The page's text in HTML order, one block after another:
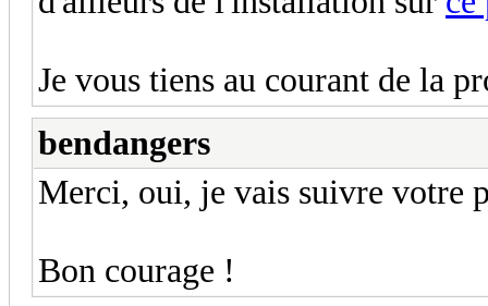
Je vous tiens au courant de la
bendangers
Merci, oui, je vais suivre votre
Bon courage !